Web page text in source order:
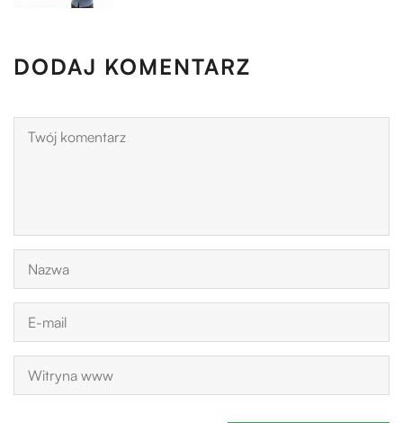
DODAJ KOMENTARZ